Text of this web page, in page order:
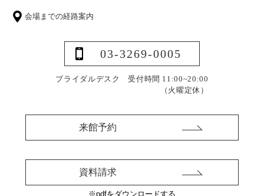
会場までの経路案内
03-3269-0005
ブライダルデスク 受付時間 11:00~20:00
（火曜定休）
来館予約
資料請求
※pdfをダウンロードする